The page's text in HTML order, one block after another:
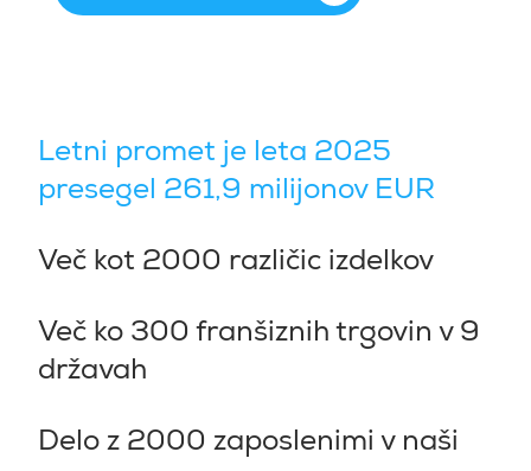
Letni promet je leta 2025
presegel 261,9 milijonov EUR
Več kot 2000 različic izdelkov
Več ko 300 franšiznih trgovin v 9
državah
Delo z 2000 zaposlenimi v naši